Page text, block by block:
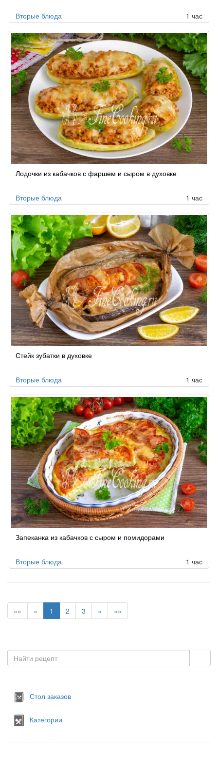
Вторые блюда 1 час
Лодочки из кабачков с фаршем и сыром в духовке
Вторые блюда 1 час
Стейк зубатки в духовке
Вторые блюда 1 час
Запеканка из кабачков с сыром и помидорами
Вторые блюда 1 час
«« « 1 2 3 » »»
Стол заказов
Категории